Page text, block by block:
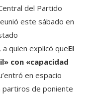
del Partido
este sábado en
quien explicó queEl
con «capacidad
en espacio
partiros de poniente